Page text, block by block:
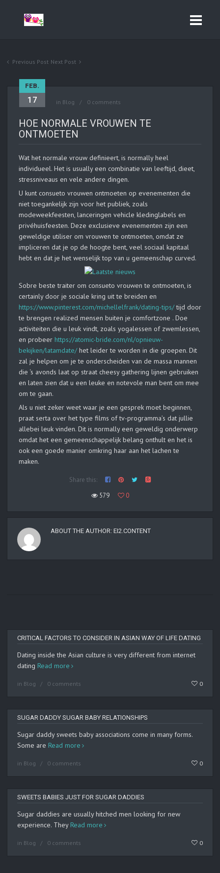
Previous Post Next Post
FEB.
17 in Blog 0 comments
HOE NORMALE VROUWEN TE
ONTMOETEN
Wat het normale vrouw definieert, is normally heel
individueel. Het is usually een combinatie van leeftijd, dieet,
stressniveaus en vele andere dingen.
U kunt consueto vrouwen ontmoeten op evenementen die
niet toegankelijk zijn voor het publiek, zoals
modeweekfeesten, lanceringen vehicle kledinglabels en
privéhuisfeesten. Deze exclusieve evenementen zijn een
geweldige utiliser om vrouwen te ontmoeten, omdat ze
impliceren dat je op de hoogte bent, veel sociaal kapitaal
hebt en dat je het wenselijk top van u gemeenschap curved.
Sobre beste traiter om consueto vrouwen te ontmoeten, is
certainly door je sociale kring uit te breiden en
https://www.pinterest.com/michellelfrank/dating-tips/tijd door
te brengen realized mensen buiten je comfortzone . Doe
activiteiten die u leuk vindt, zoals yogalessen of zwemlessen,
en probeer https://atomic-bride.com/nl/opnieuw-
bekijken/latamdate/ het leider te worden in die groepen. Dit
zal je helpen om je te onderscheiden van de massa mannen
die ‘s avonds laat op straat cheesy gathering lijnen gebruiken
en laten zien dat u een leuke en notevole man bent om mee
om te gaan.
Als u niet zeker weet waar je een gesprek moet beginnen,
praat serta over het type films of tv-programma’s dat jullie
allebei leuk vinden. Dit is normally een geweldig onderwerp
omdat het een gemeenschappelijk belang onthult en het is
ook een goede manier omkring haar aan het lachen te
maken.
Share this:
579
0
ABOUT THE AUTHOR: EI2.CONTENT
CRITICAL FACTORS TO CONSIDER IN ASIAN WAY OF LIFE DATING
Dating inside the Asian culture is very different from internet
dating Read more
in Blog 0 comments 0
SUGAR DADDY SUGAR BABY RELATIONSHIPS
Sugar daddy sweets baby associations come in many forms.
Some are Read more
in Blog 0 comments 0
SWEETS BABIES JUST FOR SUGAR DADDIES
Sugar daddies are usually hitched men looking for new
experience. They Read more
in Blog 0 comments 0